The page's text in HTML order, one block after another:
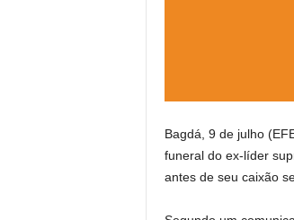
Bagdá, 9 de julho
funeral do ex-líder
antes de seu caixão